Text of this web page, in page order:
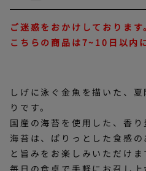
ご迷惑をおかけしております
こちらの商品は7~10日以内
しげに泳ぐ金魚を描いた、
りです。
国産の海苔を使用した、香
海苔は、ぱりっとした食感
と旨みをお楽しみいただけま
毎日の食卓で手軽にお召し